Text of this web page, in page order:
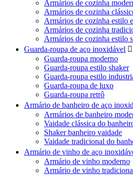
Armários de cozinha
Armários de cozinha
Armários de cozinha estilo
Armários de cozinha
Armários de cozinha estilo
Guarda-roupa de aço inoxidável 
Guarda-roupa moderno
Guarda-roupa estilo shaker
Guarda-roupa estilo
Guarda-roupa de luxo
Guarda-roupa retrô
Armário de banheiro de aço
Armários de banheiro
Vaidade clássica do
Shaker banheiro vaidade
Vaidade tradicional do
Armário de vinho de aço
Armário de vinho moderno
Armário de vinho